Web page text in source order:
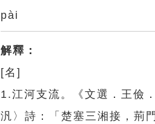
pài
解釋：
[名]
1.江河支流。《文選．王儉
汎〉詩：「楚塞三湘接，荊